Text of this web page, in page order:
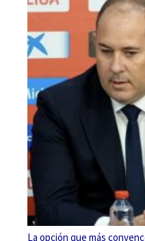
La opción que más